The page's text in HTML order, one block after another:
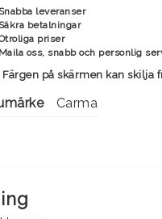
Snabba leveranser
Säkra betalningar
priser
Maila oss, snabb och personlig
Färgen på skärmen kan skilja
Carma